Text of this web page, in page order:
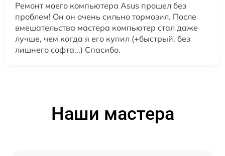
Ремонт моего компьютера Asus прошел без
проблем! Он он очень сильно тормозил. После
вмешательства мастера компьютер стал даже
лучше, чем когда я его купил (+быстрый, без
лишнего софта...) Спасибо.
Наши мастера